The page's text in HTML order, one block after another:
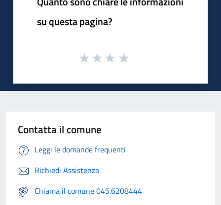
su questa pagina?
Contatta il comune
Leggi le domande frequenti
Richiedi Assistenza
Chiama il comune 045.6208444